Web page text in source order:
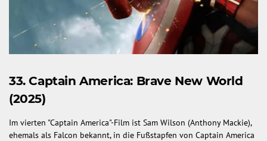
33. Captain America: Brave New World
(2025)
Im vierten "Captain America"-Film ist Sam Wilson (Anthony Mackie),
ehemals als Falcon bekannt, in die Fußstapfen von Captain America